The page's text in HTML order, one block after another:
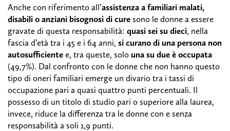
Anche con riferimento all’assistenza a familiari malati,
disabili o anziani bisognosi di cure sono le donne a essere
gravate di questa responsabilità: quasi sei su dieci, nella
fascia d’età tra i 45 e i 64 anni, si curano di una persona non
autosufficiente e, tra queste, solo una su due è occupata
(49,7%). Dal confronto con le donne che non hanno questo
tipo di oneri familiari emerge un divario tra i tassi di
occupazione pari a quasi quattro punti percentuali. Il
possesso di un titolo di studio pari o superiore alla laurea,
invece, riduce la differenza tra le donne con e senza
responsabilità a soli 1,9 punti.